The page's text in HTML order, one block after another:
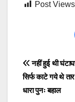
Post
Post
नहीं हुई थी
सिर्फ काटे गये थे
धारा पुनः बहाल